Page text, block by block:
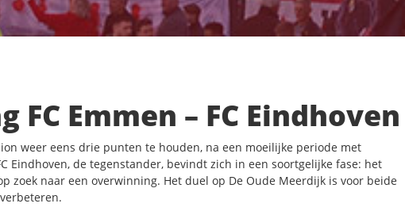
Emmen – FC Eindhoven
weer eens drie punten te houden, na een moeilijke periode met
Eindhoven, de tegenstander, bevindt zich in een soortgelijke fase: het
zoek naar een overwinning. Het duel op De Oude Meerdijk is voor beide